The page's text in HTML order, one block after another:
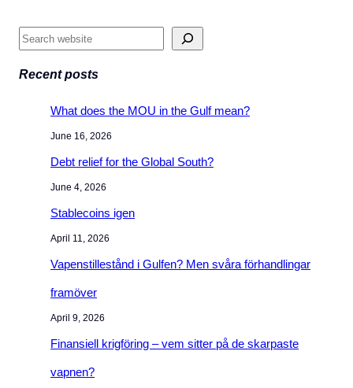
t
h
e
m
d
a
h
b
k
t
i
n
e
ö
r
e
å
r
n
h
e
m
i
d
r
V
t
k
l
m
S
a
Recent posts
What does the MOU in the Gulf mean?
June 16, 2026
Debt relief for the Global South?
June 4, 2026
Stablecoins igen
April 11, 2026
Vapenstillestånd i Gulfen? Men svåra förhandlingar
framöver
April 9, 2026
Finansiell krigföring – vem sitter på de skarpaste
vapnen?